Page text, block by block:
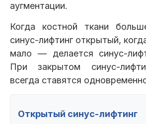
аугментации.
Когда костной ткани
синус-лифтинг открытый,
мало — делается синус-
При закрытом синус-
всегда ставятся
Открытый синус-лифтинг